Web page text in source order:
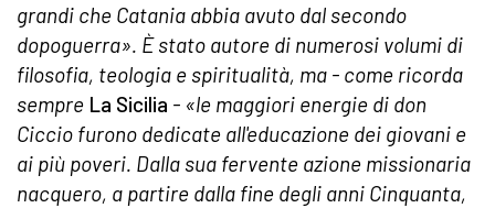
grandi che Catania abbia avuto dal secondo
dopoguerra». È stato autore di numerosi volumi di
filosofia, teologia e spiritualità, ma - come ricorda
sempre La Sicilia - «le maggiori energie di don
Ciccio furono dedicate all'educazione dei giovani e
ai più poveri. Dalla sua fervente azione missionaria
nacquero, a partire dalla fine degli anni Cinquanta,